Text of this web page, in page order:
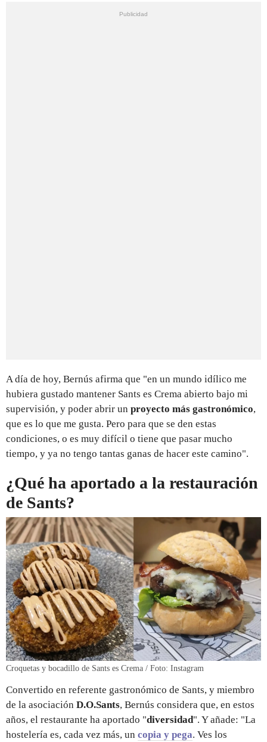
A día de hoy, Bernús afirma que "en un mundo idílico me
hubiera gustado mantener Sants es Crema abierto bajo mi
supervisión, y poder abrir un proyecto más gastronómico,
que es lo que me gusta. Pero para que se den estas
condiciones, o es muy difícil o tiene que pasar mucho
tiempo, y ya no tengo tantas ganas de hacer este camino".
¿Qué ha aportado a la restauración
de Sants?
Croquetas y bocadillo de Sants es Crema / Foto: Instagram
Convertido en referente gastronómico de Sants, y miembro
de la asociación D.O.Sants, Bernús considera que, en estos
años, el restaurante ha aportado "diversidad". Y añade: "La
hostelería es, cada vez más, un copia y pega. Ves los